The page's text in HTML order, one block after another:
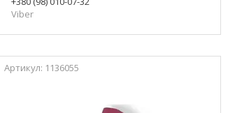
Viber
1136055